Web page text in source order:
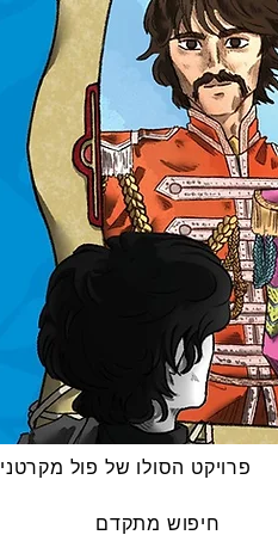
פרויקט הסולו של פול מקרטני
חיפוש מתקדם